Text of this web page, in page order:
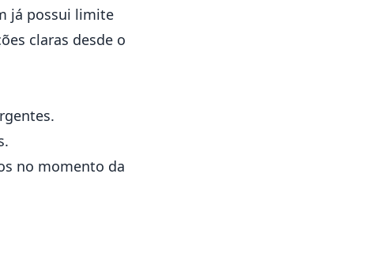
já possui limite
claras desde o
no momento da